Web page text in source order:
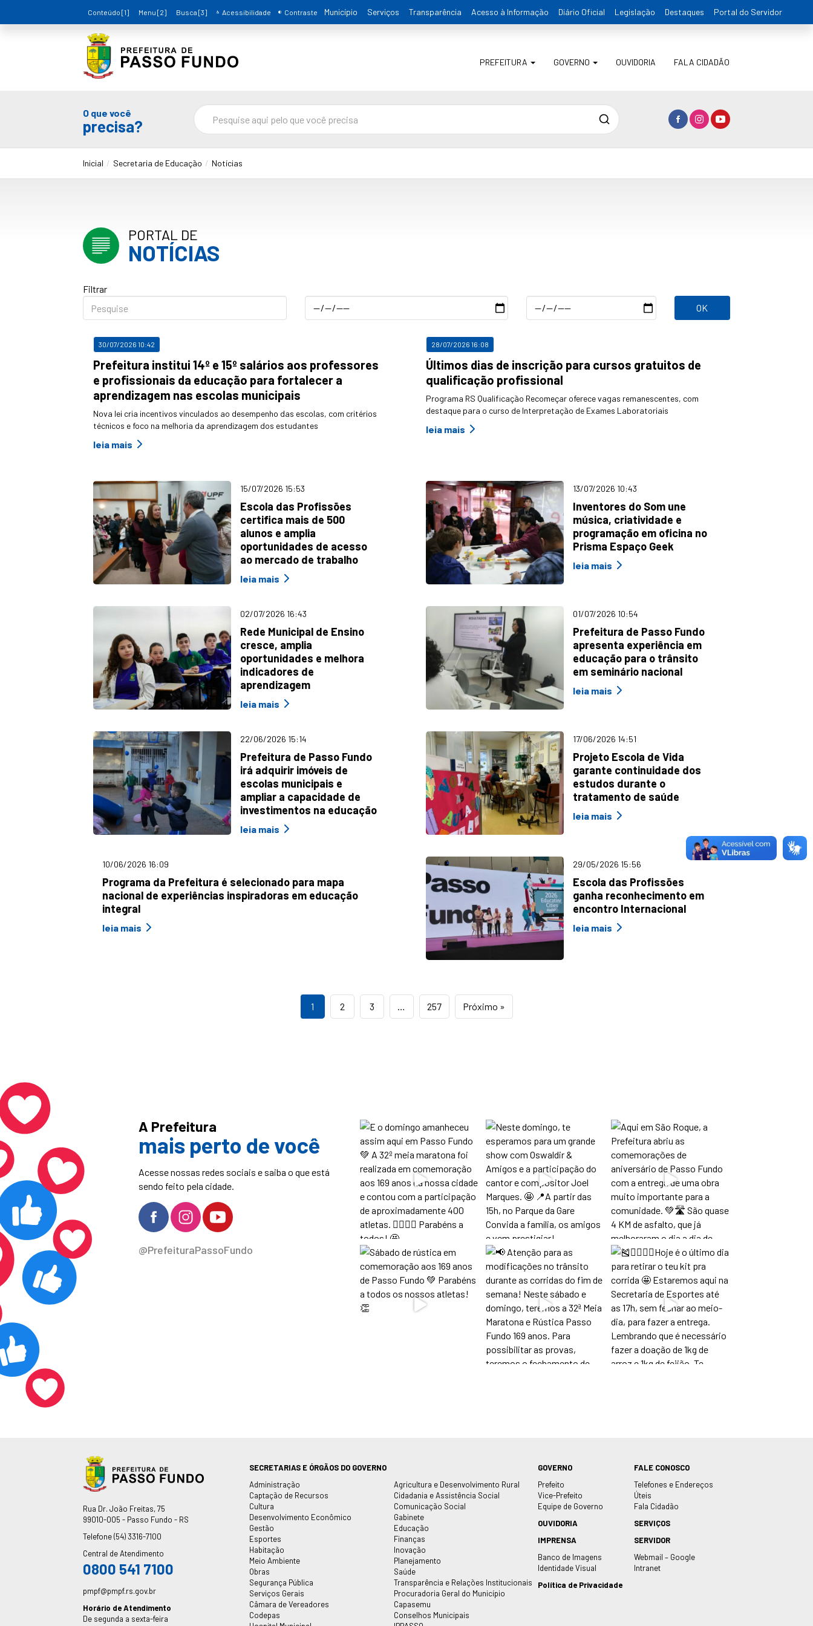
Conteúdo [1] Menu [2] Busca [3] Acessibilidade Contraste Município Serviços Transparência Acesso à Informação Diário Oficial Legislação Destaques Portal do Servidor
PREFEITURA GOVERNO OUVIDORIA FALA CIDADÃO
O que você
precisa? Pesquisa
Inicial Secretaria de Educação Notícias
PORTAL DE
NOTÍCIAS
Filtrar
Data
Inicial
Data
Final
30/07/2026 10:42
Prefeitura institui 14º e 15º salários aos professores
e profissionais da educação para fortalecer a
aprendizagem nas escolas municipais
Nova lei cria incentivos vinculados ao desempenho das escolas, com critérios
técnicos e foco na melhoria da aprendizagem dos estudantes
leia mais
28/07/2026 16:08
Últimos dias de inscrição para cursos gratuitos de
qualificação profissional
Programa RS Qualificação Recomeçar oferece vagas remanescentes, com
destaque para o curso de Interpretação de Exames Laboratoriais
leia mais
15/07/2026 15:53
Escola das Profissões
certifica mais de 500
alunos e amplia
oportunidades de acesso
ao mercado de trabalho
leia mais
13/07/2026 10:43
Inventores do Som une
música, criatividade e
programação em oficina no
Prisma Espaço Geek
leia mais
02/07/2026 16:43
Rede Municipal de Ensino
cresce, amplia
oportunidades e melhora
indicadores de
aprendizagem
leia mais
01/07/2026 10:54
Prefeitura de Passo Fundo
apresenta experiência em
educação para o trânsito
em seminário nacional
leia mais
22/06/2026 15:14
Prefeitura de Passo Fundo
irá adquirir imóveis de
escolas municipais e
ampliar a capacidade de
investimentos na educação
leia mais
17/06/2026 14:51
Projeto Escola de Vida
garante continuidade dos
estudos durante o
tratamento de saúde
leia mais
10/06/2026 16:09
Programa da Prefeitura é selecionado para mapa
nacional de experiências inspiradoras em educação
integral
leia mais
29/05/2026 15:56
Escola das Profissões
ganha reconhecimento em
encontro Internacional
leia mais
1 2 3 … 257 Próximo »
A Prefeitura
mais perto de você
Acesse nossas redes sociais e saiba o que está
sendo feito pela cidade.
@PrefeituraPassoFundo
Endereço
Rua Dr. João Freitas, 75
99010-005 - Passo Fundo - RS
Telefone(54) 3316-7100
Central de Atendimento
0800 541 7100
pmpf@pmpf.rs.gov.br
Horário de Atendimento
De segunda a sexta-feira
SECRETARIAS E ÓRGÃOS DO GOVERNO
Administração
Agricultura e Desenvolvimento Rural
Captação de Recursos
Cidadania e Assistência Social
Cultura
Comunicação Social
Desenvolvimento Econômico
Gabinete
Gestão
Educação
Esportes
Finanças
Habitação
Inovação
Meio Ambiente
Planejamento
Obras
Saúde
Segurança Pública
Transparência e Relações Institucionais
Serviços Gerais
Procuradoria Geral do Município
Câmara de Vereadores
Capasemu
Codepas
Conselhos Municipais
GOVERNO
Prefeito
Vice-Prefeito
Equipe de Governo
FALE CONOSCO
Telefones e Endereços
Úteis
Fala Cidadão
OUVIDORIA
SERVIÇOS
IMPRENSA
Banco de Imagens
Identidade Visual
SERVIDOR
Webmail – Google
Intranet
Política de Privacidade